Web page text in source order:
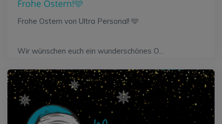
Frohe Ostern!🩵
Frohe Ostern von Ultra Personal! 🩵
Wir wünschen euch ein wunderschönes O...